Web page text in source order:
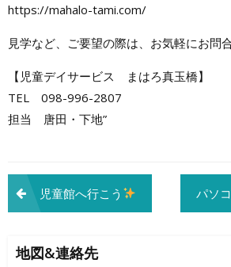
https://mahalo-tami.com/
見学など、ご要望の際は、お気軽にお問
【児童デイサービス まはろ真玉橋】
TEL 098-996-2807
担当 唐田・下地”
投
稿
ナ
児童館へ行こう パソコ
地図&連絡先